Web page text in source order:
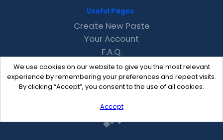
We use cookies on our website to give you the most relevant
experience by remembering your preferences and repeat visits.
By clicking “Accept”, you consent to the use of all cookies.
Accept
Useful Pages
Create New Paste
Your Account
F.A.Q.
Recent
Contact